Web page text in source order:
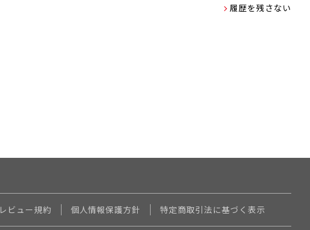
履歴を残さない
レビュー規約 個人情報保護方針 特定商取引法に基づく表示